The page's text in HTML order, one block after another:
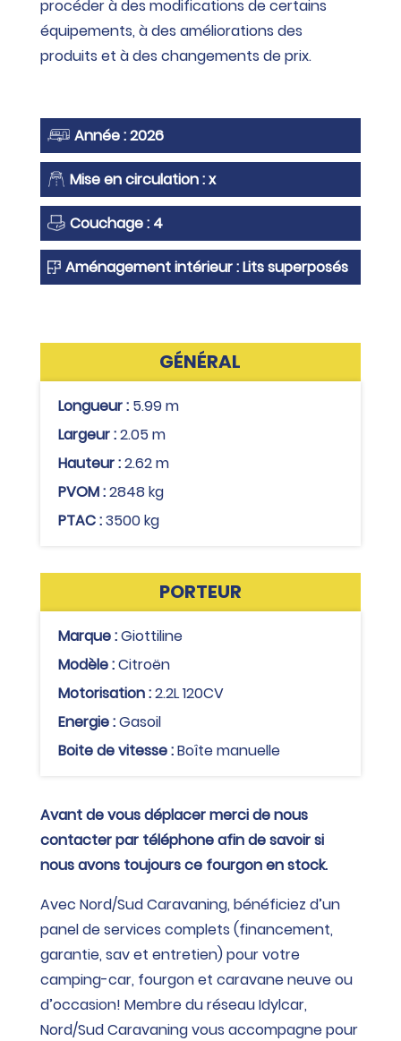
procéder à des modifications de certains
équipements, à des améliorations des
produits et à des changements de prix.
Année : 2026
Mise en circulation : x
Couchage : 4
Aménagement intérieur : Lits superposés
GÉNÉRAL
Longueur : 5.99 m
Largeur :2.05 m
Hauteur :2.62 m
PVOM :2848 kg
PTAC :3500 kg
PORTEUR
Marque :Giottiline
Modèle :Citroën
Motorisation :2.2L 120CV
Energie :Gasoil
Boite de vitesse :Boîte manuelle
Avant de vous déplacer merci de nous
contacter par téléphone afin de savoir si
nous avons toujours ce fourgon en stock.
Avec Nord/Sud Caravaning, bénéficiez d’un
panel de services complets (financement,
garantie, sav et entretien) pour votre
camping-car, fourgon et caravane neuve ou
d’occasion! Membre du réseau Idylcar,
Nord/Sud Caravaning vous accompagne pour